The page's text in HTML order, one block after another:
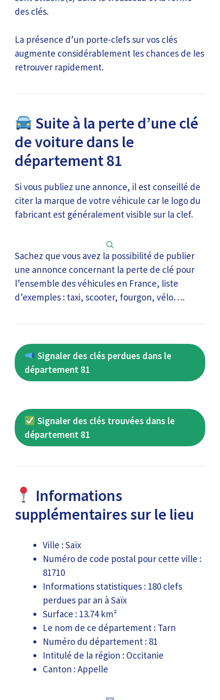
des clés.
La présence d’un porte-clefs sur vos clés
augmente considérablement les chances de les
retrouver rapidement.
Suite à la perte d’une clé
de voiture dans le
département 81
Si vous publiez une annonce, il est conseillé de
citer la marque de votre véhicule car le logo du
fabricant est généralement visible sur la clef.
Sachez que vous avez la possibilité de publier
une annonce concernant la perte de clé pour
l’ensemble des véhicules en France, liste
d’exemples : taxi, scooter, fourgon, vélo….
Signaler des clés perdues dans le
département 81
Signaler des clés trouvées dans le
département 81
Informations
supplémentaires sur le lieu
Ville : Saïx
Numéro de code postal pour cette ville :
81710
Informations statistiques : 180 clefs
perdues par an à Saïx
Surface : 13.74 km²
Le nom de ce département : Tarn
Numéro du département : 81
Intitulé de la région : Occitanie
Canton : Appelle